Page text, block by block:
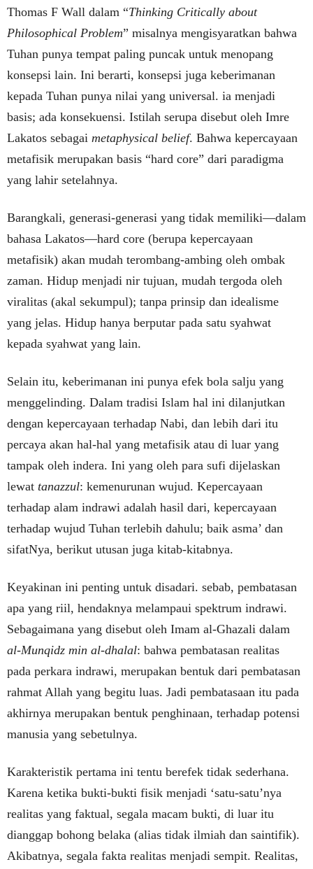
Thomas F Wall dalam “Thinking Critically about
Philosophical Problem” misalnya mengisyaratkan bahwa
Tuhan punya tempat paling puncak untuk menopang
konsepsi lain. Ini berarti, konsepsi juga keberimanan
kepada Tuhan punya nilai yang universal. ia menjadi
basis; ada konsekuensi. Istilah serupa disebut oleh Imre
Lakatos sebagai metaphysical belief. Bahwa kepercayaan
metafisik merupakan basis “hard core” dari paradigma
yang lahir setelahnya.
Barangkali, generasi-generasi yang tidak memiliki—dalam
bahasa Lakatos—hard core (berupa kepercayaan
metafisik) akan mudah terombang-ambing oleh ombak
zaman. Hidup menjadi nir tujuan, mudah tergoda oleh
viralitas (akal sekumpul); tanpa prinsip dan idealisme
yang jelas. Hidup hanya berputar pada satu syahwat
kepada syahwat yang lain.
Selain itu, keberimanan ini punya efek bola salju yang
menggelinding. Dalam tradisi Islam hal ini dilanjutkan
dengan kepercayaan terhadap Nabi, dan lebih dari itu
percaya akan hal-hal yang metafisik atau di luar yang
tampak oleh indera. Ini yang oleh para sufi dijelaskan
lewat tanazzul: kemenurunan wujud. Kepercayaan
terhadap alam indrawi adalah hasil dari, kepercayaan
terhadap wujud Tuhan terlebih dahulu; baik asma’ dan
sifatNya, berikut utusan juga kitab-kitabnya.
Keyakinan ini penting untuk disadari. sebab, pembatasan
apa yang riil, hendaknya melampaui spektrum indrawi.
Sebagaimana yang disebut oleh Imam al-Ghazali dalam
al-Munqidz min al-dhalal: bahwa pembatasan realitas
pada perkara indrawi, merupakan bentuk dari pembatasan
rahmat Allah yang begitu luas. Jadi pembatasaan itu pada
akhirnya merupakan bentuk penghinaan, terhadap potensi
manusia yang sebetulnya.
Karakteristik pertama ini tentu berefek tidak sederhana.
Karena ketika bukti-bukti fisik menjadi ‘satu-satu’nya
realitas yang faktual, segala macam bukti, di luar itu
dianggap bohong belaka (alias tidak ilmiah dan saintifik).
Akibatnya, segala fakta realitas menjadi sempit. Realitas,